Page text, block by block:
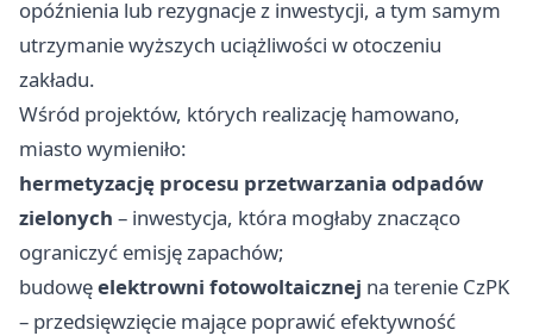
opóźnienia lub rezygnacje z inwestycji, a tym samym
utrzymanie wyższych uciążliwości w otoczeniu
zakładu.
Wśród projektów, których realizację hamowano,
miasto wymieniło:
hermetyzację procesu przetwarzania odpadów
zielonych – inwestycja, która mogłaby znacząco
ograniczyć emisję zapachów;
budowęelektrowni fotowoltaicznej na terenie CzPK
– przedsięwzięcie mające poprawić efektywność